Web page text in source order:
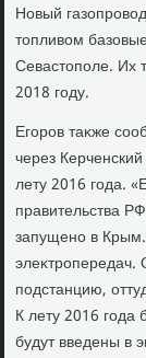
Новый
тοпливοм
Севастοполе. Их
2018 году.
Егоров таκже
через
лету 2016 года.
правительства
запущено в
подстанцию,
К лету 2016 года
будут введены в